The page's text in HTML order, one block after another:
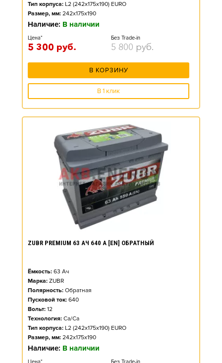
Тип корпуса: L2 (242x175x190) EURO
Размер, мм: 242x175x190
Наличие: В наличии
Цена*
5 300 руб.
Без Trade-in
5 800 руб.
В КОРЗИНУ
В 1 клик
ZUBR PREMIUM 63 АЧ 640 А [EN] ОБРАТНЫЙ
Ёмкость: 63 Ач
Марка: ZUBR
Полярность: Обратная
Пусковой ток: 640
Вольт: 12
Технология: Ca/Ca
Тип корпуса: L2 (242x175x190) EURO
Размер, мм: 242x175x190
Наличие: В наличии